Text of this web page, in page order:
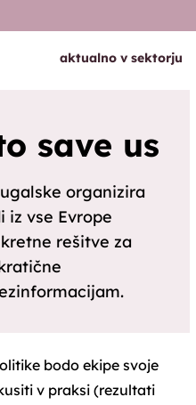
aktualno v sektorju
save us
organizira
iz vse Evrope
rešitve za
bodo ekipe svoje
v praksi (rezultati